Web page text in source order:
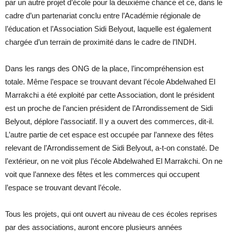
par un autre projet d’école pour la deuxième chance et ce, dans le
cadre d’un partenariat conclu entre l’Académie régionale de
l’éducation et l’Association Sidi Belyout, laquelle est également
chargée d’un terrain de proximité dans le cadre de l’INDH.
Dans les rangs des ONG de la place, l’incompréhension est
totale. Même l’espace se trouvant devant l’école Abdelwahed El
Marrakchi a été exploité par cette Association, dont le président
est un proche de l’ancien président de l’Arrondissement de Sidi
Belyout, déplore l’associatif. Il y a ouvert des commerces, dit-il.
L’autre partie de cet espace est occupée par l’annexe des fêtes
relevant de l’Arrondissement de Sidi Belyout, a-t-on constaté. De
l’extérieur, on ne voit plus l’école Abdelwahed El Marrakchi. On ne
voit que l’annexe des fêtes et les commerces qui occupent
l’espace se trouvant devant l’école.
Tous les projets, qui ont ouvert au niveau de ces écoles reprises
par des associations, auront encore plusieurs années